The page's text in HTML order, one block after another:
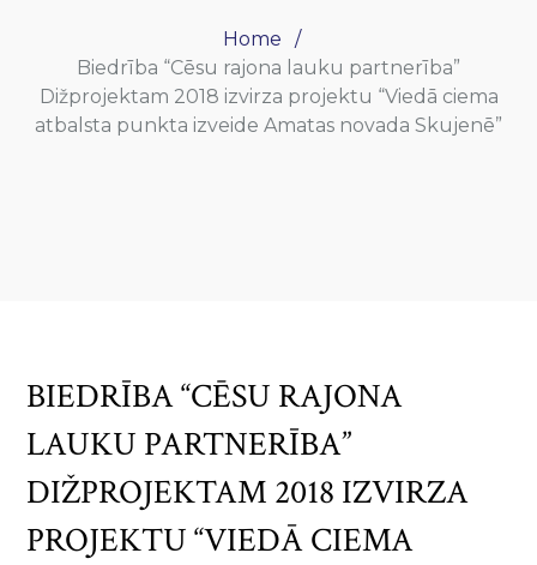
Home
Biedrība “Cēsu rajona lauku partnerība”
Dižprojektam 2018 izvirza projektu “Viedā ciema
atbalsta punkta izveide Amatas novada Skujenē”
BIEDRĪBA “CĒSU RAJONA
LAUKU PARTNERĪBA”
DIŽPROJEKTAM 2018 IZVIRZA
PROJEKTU “VIEDĀ CIEMA